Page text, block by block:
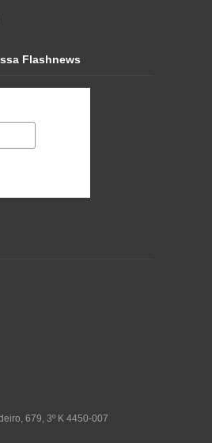
Flashnews
679, 3º K 4450-007